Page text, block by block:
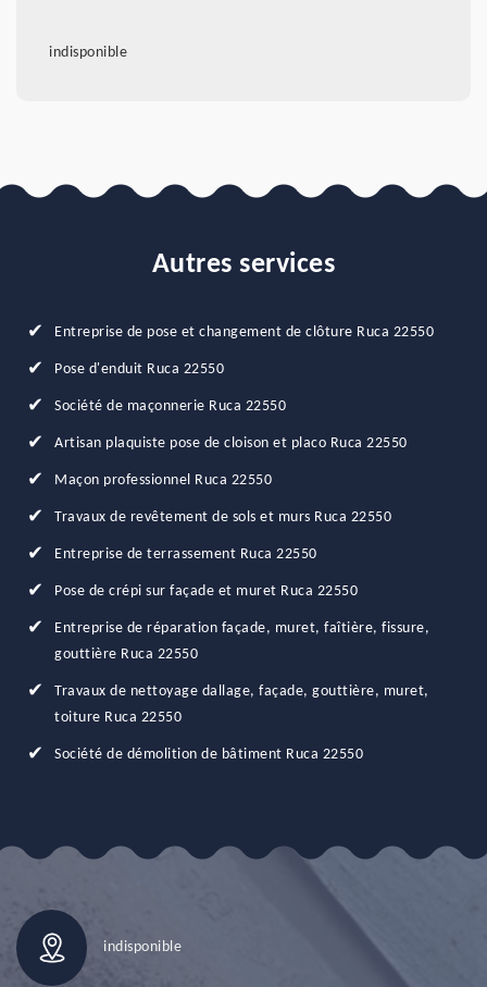
indisponible
Autres services
Entreprise de pose et changement de clôture Ruca 22550
Pose d'enduit Ruca 22550
Société de maçonnerie Ruca 22550
Artisan plaquiste pose de cloison et placo Ruca 22550
Maçon professionnel Ruca 22550
Travaux de revêtement de sols et murs Ruca 22550
Entreprise de terrassement Ruca 22550
Pose de crépi sur façade et muret Ruca 22550
Entreprise de réparation façade, muret, faîtière, fissure,
gouttière Ruca 22550
Travaux de nettoyage dallage, façade, gouttière, muret,
toiture Ruca 22550
Société de démolition de bâtiment Ruca 22550
indisponible